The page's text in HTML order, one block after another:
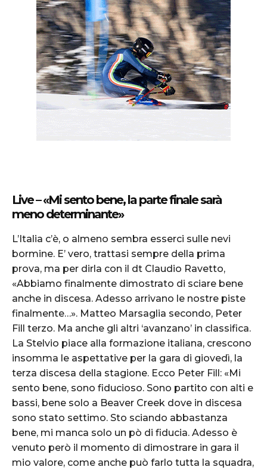
Live – «Mi sento bene, la parte finale sarà
meno determinante»
L’Italia c’è, o almeno sembra esserci sulle nevi
bormine. E’ vero, trattasi sempre della prima
prova, ma per dirla con il dt Claudio Ravetto,
«Abbiamo finalmente dimostrato di sciare bene
anche in discesa. Adesso arrivano le nostre piste
finalmente…». Matteo Marsaglia secondo, Peter
Fill terzo. Ma anche gli altri ‘avanzano’ in classifica.
La Stelvio piace alla formazione italiana, crescono
insomma le aspettative per la gara di giovedì, la
terza discesa della stagione. Ecco Peter Fill: «Mi
sento bene, sono fiducioso. Sono partito con alti e
bassi, bene solo a Beaver Creek dove in discesa
sono stato settimo. Sto sciando abbastanza
bene, mi manca solo un pò di fiducia. Adesso è
venuto però il momento di dimostrare in gara il
mio valore, come anche può farlo tutta la squadra,